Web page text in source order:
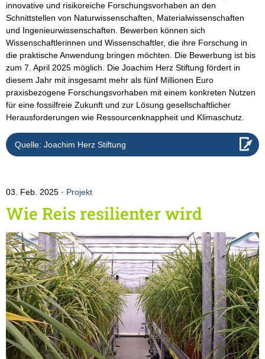
innovative und risikoreiche Forschungsvorhaben an den
Schnittstellen von Naturwissenschaften, Materialwissenschaften
und Ingenieurwissenschaften. Bewerben können sich
Wissenschaftlerinnen und Wissenschaftler, die ihre Forschung in
die praktische Anwendung bringen möchten. Die Bewerbung ist bis
zum 7. April 2025 möglich. Die Joachim Herz Stiftung fördert in
diesem Jahr mit insgesamt mehr als fünf Millionen Euro
praxisbezogene Forschungsvorhaben mit einem konkreten Nutzen
für eine fossilfreie Zukunft und zur Lösung gesellschaftlicher
Herausforderungen wie Ressourcenknappheit und Klimaschutz.
Quelle: Joachim Herz Stiftung
03. Feb. 2025 Projekt
Wie Reis resilienter wird